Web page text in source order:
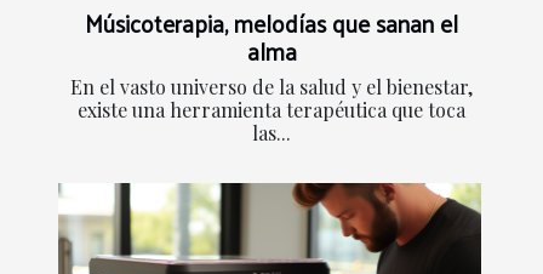
Músicoterapia, melodías que sanan el
alma
En el vasto universo de la salud y el bienestar,
existe una herramienta terapéutica que toca
las...